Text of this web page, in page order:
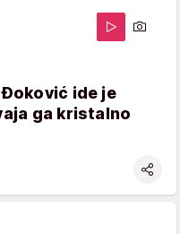
ide je
ga kristalno